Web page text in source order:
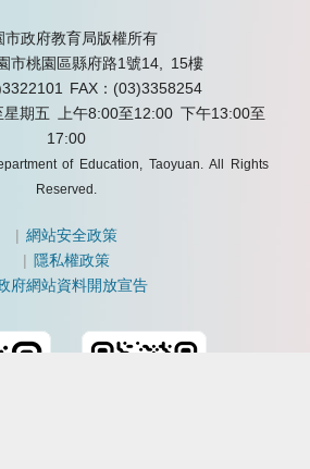
市政府教育局版權所有
市桃園區縣府路1號14, 15樓
FAX：(03)3358254
星期五 上午8:00至12:00 下午13:00至
17:00
of Education, Taoyuan. All Rights
Reserved.
|網站安全政策
| 隱私權政策
府網站資料開放宣告